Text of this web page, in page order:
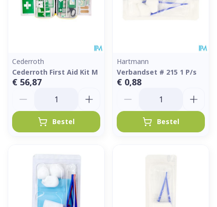
Cederroth
Cederroth First Aid Kit M
€ 56,87
Bestel
Hartmann
Verbandset # 215 1 P/s
€ 0,88
Bestel